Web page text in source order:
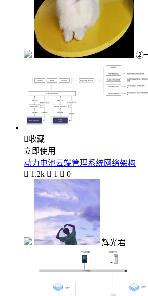
②
收藏
立即使用
动力电池云端管理系统网络架构
 1.2k  1  0
辉光君